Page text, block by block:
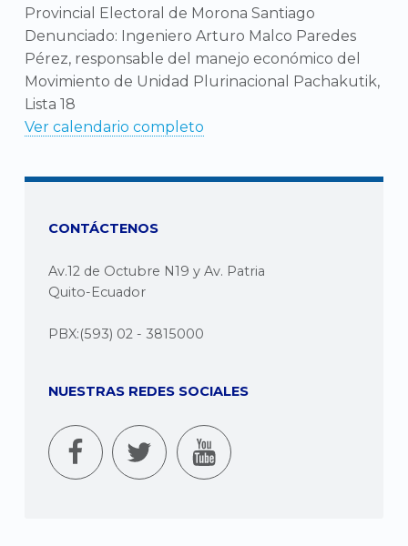
Provincial Electoral de Morona Santiago
Denunciado: Ingeniero Arturo Malco Paredes
Pérez, responsable del manejo económico del
Movimiento de Unidad Plurinacional Pachakutik,
Lista 18
Ver calendario completo
CONTÁCTENOS
Av.12 de Octubre N19 y Av. Patria
Quito-Ecuador
PBX:(593) 02 - 3815000
NUESTRAS REDES SOCIALES